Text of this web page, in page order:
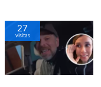
27
visitas